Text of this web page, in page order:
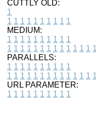
CUTTLY OLD:
1
1 1 1 1 1 1 1 1 1 1
MEDIUM:
1 1 1 1 1 1 1 1 1 1
1 1 1 1 1 1 1 1 1 1 1 1 1 1
PARALLELS:
1 1 1 1 1 1 1 1 1 1
1 1 1 1 1 1 1 1 1 1 1 1 1 1
URL PARAMETER:
1 1 1 1 1 1 1 1 1 1